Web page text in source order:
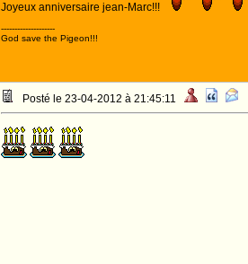
Joyeux anniversaire jean-Marc!!!
--------------------
God save the Pigeon!!!
Posté le 23-04-2012 à 21:45:11